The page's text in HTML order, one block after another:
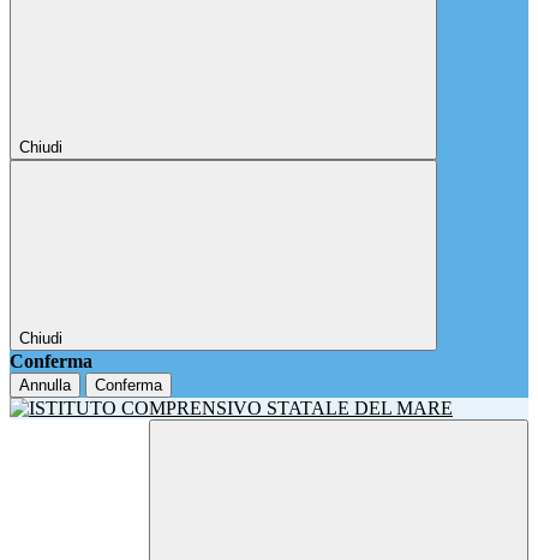
Chiudi
Chiudi
Conferma
Annulla Conferma